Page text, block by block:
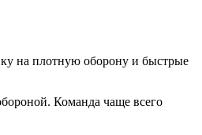
на плотную оборону и быстрые
Команда чаще всего